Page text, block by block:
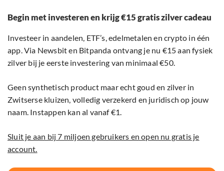
Begin met investeren en krijg €15 gratis zilver cadeau
Investeer in aandelen, ETF’s, edelmetalen en crypto in één
app. Via Newsbit en Bitpanda ontvang je nu €15 aan fysiek
zilver bij je eerste investering van minimaal €50.
Geen synthetisch product maar echt goud en zilver in
Zwitserse kluizen, volledig verzekerd en juridisch op jouw
naam. Instappen kan al vanaf €1.
Sluit je aan bij 7 miljoen gebruikers en open nu gratis je
account.